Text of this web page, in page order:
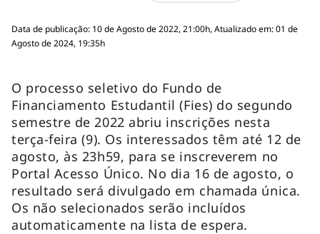
Data de publicação: 10 de Agosto de 2022, 21:00h, Atualizado em: 01 de
Agosto de 2024, 19:35h
O processo seletivo do Fundo de
Financiamento Estudantil (Fies) do segundo
semestre de 2022 abriu inscrições nesta
terça-feira (9). Os interessados têm até 12 de
agosto, às 23h59, para se inscreverem no
Portal Acesso Único. No dia 16 de agosto, o
resultado será divulgado em chamada única.
Os não selecionados serão incluídos
automaticamente na lista de espera.